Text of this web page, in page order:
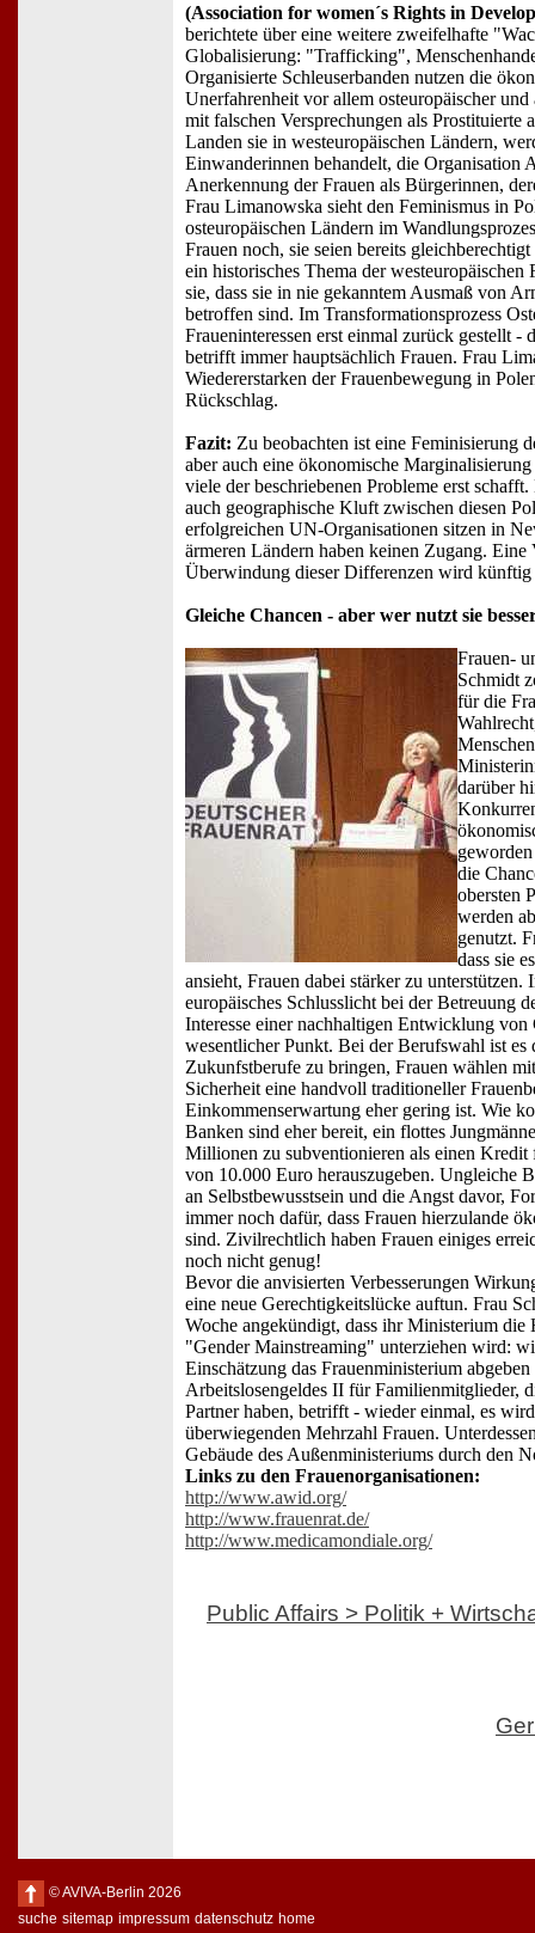
(Association for women´s Rights in
berichtete über eine weitere zweifelhafte
Globalisierung: "Trafficking",
Organisierte Schleuserbanden nutzen die
Unerfahrenheit vor allem osteuropäischer und
mit falschen Versprechungen als Prostituierte
Landen sie in westeuropäischen Ländern,
Einwanderinnen behandelt, die Organisation
Anerkennung der Frauen als Bürgerinnen,
Frau Limanowska sieht den Feminismus in
osteuropäischen Ländern im
Frauen noch, sie seien bereits
ein historisches Thema der
sie, dass sie in nie gekanntem Ausmaß von
betroffen sind. Im Transformationsprozess
Fraueninteressen erst einmal zurück gestellt -
betrifft immer hauptsächlich Frauen. Frau
Wiedererstarken der Frauenbewegung in
Rückschlag.
Fazit: Zu beobachten ist eine Feminisierung
aber auch eine ökonomische
viele der beschriebenen Probleme erst
auch geographische Kluft zwischen diesen
erfolgreichen UN-Organisationen sitzen in
ärmeren Ländern haben keinen Zugang. Eine
Überwindung dieser Differenzen wird künftig
Gleiche Chancen - aber wer nutzt sie
Frauen-
Schmidt
für die
darüber
die
obersten
werden
genutzt.
dass sie
ansieht, Frauen dabei stärker zu
europäisches Schlusslicht bei der Betreuung
Interesse einer nachhaltigen Entwicklung von
wesentlicher Punkt. Bei der Berufswahl ist es
Zukunfstberufe zu bringen, Frauen wählen
Sicherheit eine handvoll traditioneller
Einkommenserwartung eher gering ist. Wie
Banken sind eher bereit, ein flottes
Millionen zu subventionieren als einen Kredit
von 10.000 Euro herauszugeben. Ungleiche
an Selbstbewusstsein und die Angst davor,
immer noch dafür, dass Frauen hierzulande
sind. Zivilrechtlich haben Frauen einiges
noch nicht genug!
Bevor die anvisierten Verbesserungen
eine neue Gerechtigkeitslücke auftun. Frau
Woche angekündigt, dass ihr Ministerium die
"Gender Mainstreaming" unterziehen wird:
Einschätzung das Frauenministerium
Arbeitslosengeldes II für Familienmitglieder,
Partner haben, betrifft - wieder einmal, es
überwiegenden Mehrzahl Frauen.
Gebäude des Außenministeriums durch den
Links zu den Frauenorganisationen:
http://www.awid.org/
http://www.frauenrat.de/
http://www.medicamondiale.org/
Public Affairs > Politik +
© AVIVA-Berlin 2026
suche sitemap impressum datenschutz home